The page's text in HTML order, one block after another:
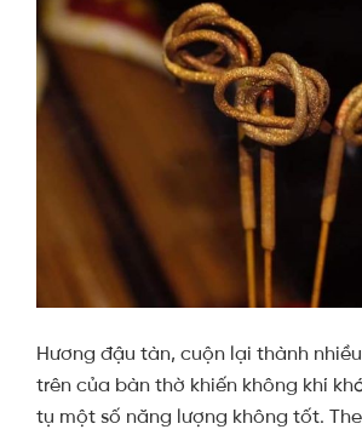
Hương đậu tàn, cuộn lại thành
trên của bàn thờ khiến không khí
tụ một số năng lượng không tốt.